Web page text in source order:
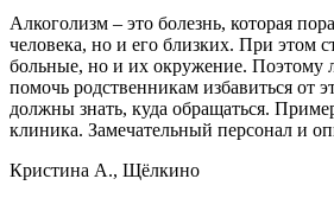
Алкоголизм – это болезнь, которая
человека, но и его близких. При этом
больные, но и их окружение. Поэтому
помочь родственникам избавиться от
должны знать, куда обращаться.
клиника. Замечательный персонал и
Кристина А., Щёлкино